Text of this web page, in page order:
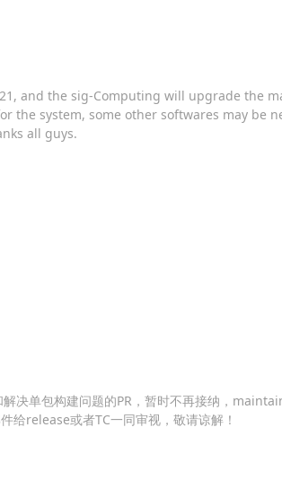
and the sig-Computing will upgrade the
the system, some other softwares may be
all guys.
决单包构建问题的PR，暂时不再接纳，
release或者TC一同审视，敬请谅解！